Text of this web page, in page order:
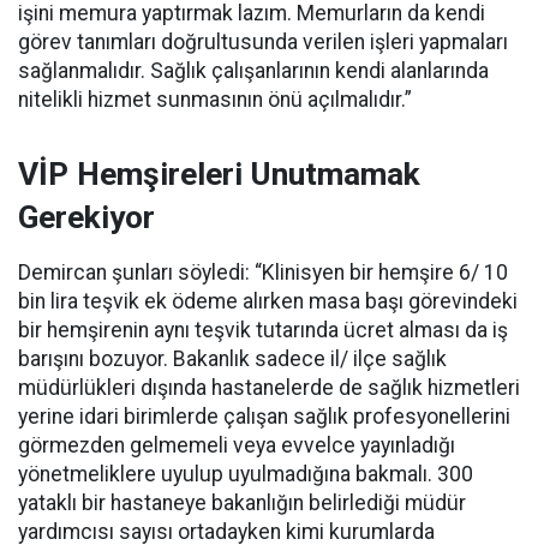
işini memura yaptırmak lazım. Memurların da kendi
görev tanımları doğrultusunda verilen işleri yapmaları
sağlanmalıdır. Sağlık çalışanlarının kendi alanlarında
nitelikli hizmet sunmasının önü açılmalıdır.”
VİP Hemşireleri Unutmamak
Gerekiyor
Demircan şunları söyledi: “Klinisyen bir hemşire 6/ 10
bin lira teşvik ek ödeme alırken masa başı görevindeki
bir hemşirenin aynı teşvik tutarında ücret alması da iş
barışını bozuyor. Bakanlık sadece il/ ilçe sağlık
müdürlükleri dışında hastanelerde de sağlık hizmetleri
yerine idari birimlerde çalışan sağlık profesyonellerini
görmezden gelmemeli veya evvelce yayınladığı
yönetmeliklere uyulup uyulmadığına bakmalı. 300
yataklı bir hastaneye bakanlığın belirlediği müdür
yardımcısı sayısı ortadayken kimi kurumlarda